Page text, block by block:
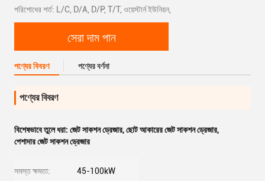
পরিশোধের শর্ত: L/C, D/A, D/P, T/T, ওয়েস্টার্ন ইউনিয়ন,
সেরা দাম পান
পণ্যের বিবরণ পণ্যের বর্ণনা
পণ্যের বিবরণ
বিশেষভাবে তুলে ধরা: জেট সাকশন ড্রেজার,ছোট আকারের জেট সাকশন ড্রেজার,
পেশাদার জেট সাকশন ড্রেজার
সমস্ত ক্ষমতা: 45-100kW